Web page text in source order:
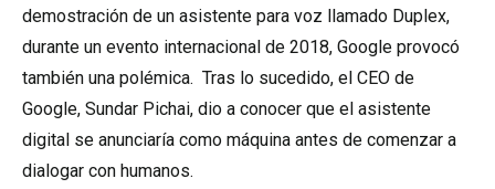
demostración de un asistente para voz llamado Duplex,
durante un evento internacional de 2018, Google provocó
también una polémica. Tras lo sucedido, el CEO de
Google, Sundar Pichai, dio a conocer que el asistente
digital se anunciaría como máquina antes de comenzar a
dialogar con humanos.